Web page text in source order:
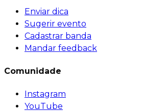
Enviar dica
Sugerir evento
Cadastrar banda
Mandar feedback
Comunidade
Instagram
YouTube